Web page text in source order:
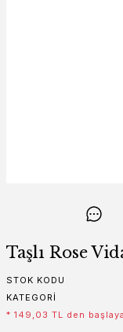
Taşlı Rose
STOK KODU
KATEGORI
* 149,03 TL den